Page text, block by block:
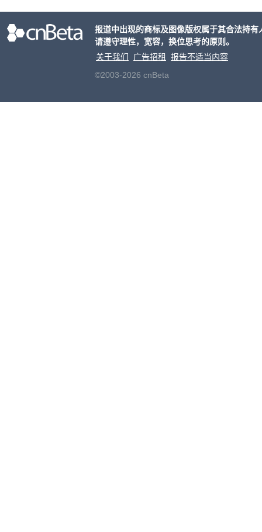
算法
报道中出现的商标及图像版权属于其合法持
请遵守理性，宽容，换位思考的原则。
关于我们
广告招租
报告不适当内容
©2003-2026 cnBeta